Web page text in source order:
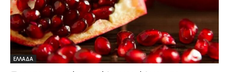
ΕΛΛΑΔΑ